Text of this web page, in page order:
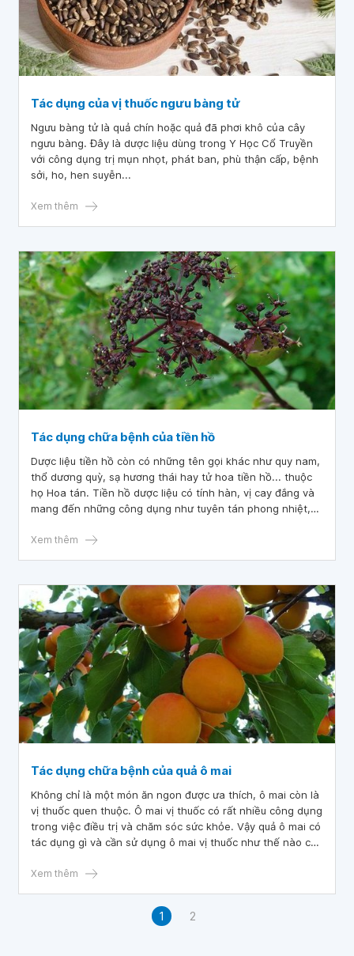
Tác dụng của vị thuốc ngưu bàng tử
Ngưu bàng tử là quả chín hoặc quả đã phơi khô của cây
ngưu bàng. Đây là dược liệu dùng trong Y Học Cổ Truyền
với công dụng trị mụn nhọt, phát ban, phù thận cấp, bệnh
sởi, ho, hen suyễn...
Xem thêm
Tác dụng chữa bệnh của tiền hồ
Dược liệu tiền hồ còn có những tên gọi khác như quy nam,
thổ dương quỳ, sạ hương thái hay tử hoa tiền hồ... thuộc
họ Hoa tán. Tiền hồ dược liệu có tính hàn, vị cay đắng và
mang đến những công dụng như tuyên tán phong nhiệt,
thành phần trong các bài thuốc chữa viêm phế quản, viêm
Xem thêm
Tác dụng chữa bệnh của quả ô mai
Không chỉ là một món ăn ngon được ưa thích, ô mai còn là
vị thuốc quen thuộc. Ô mai vị thuốc có rất nhiều công dụng
trong việc điều trị và chăm sóc sức khỏe. Vậy quả ô mai có
tác dụng gì và cần sử dụng ô mai vị thuốc như thế nào cho
Xem thêm
1 2